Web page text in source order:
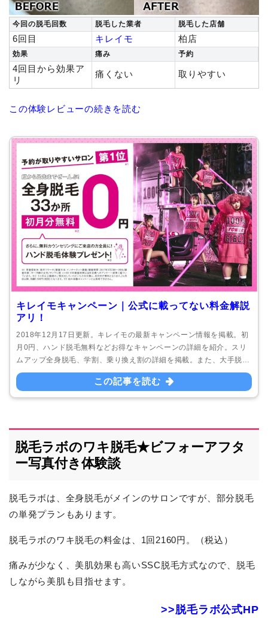
今回の脱毛回数 脱毛した業者 脱毛した店舗
6回目 キレイモ 柏店
効果 痛み 予約
4回目から効果ア
リ
痛くない 取りやすい
この体験レビューの続きを読む
キレイモキャンペーン｜公式に載ってない料金解説
アリ！
2018年12月17日更新。キレイモの最新キャンペーン情報を掲載。初
月0円、ハンド脱毛無料などお得なキャンペーンの詳細を紹介。スリ
ムアップ全身脱毛、学割、乗り換え割の詳細を掲載。また、大手脱毛
サロン4社（キレイモ、脱毛ラボ、銀座カラー、ミュゼ）のキャンペ
ーンや全身脱毛の比較も。この記事を読む
脱毛ラボのワキ脱毛★ビフォーアフタ
ー写真付き体験談
脱毛ラボは、全身脱毛がメインのサロンですが、部分脱毛
の単発プランもあります。
脱毛ラボのワキ脱毛の料金は、1回2160円。（税込）
痛みが少なく、美肌効果も高いSSC脱毛方式なので、脱毛
しながら美肌も目指せます。
>>脱毛ラボ公式HP